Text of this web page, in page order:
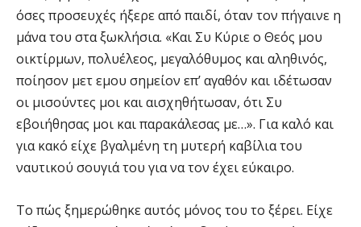
όσες προσευχές ήξερε από παιδί, όταν τον πήγαινε η
μάνα του στα ξωκλήσια. «Και Συ Κύριε ο Θεός μου
οικτίρμων, πολυέλεος, μεγαλόθυμος και αληθινός,
ποίησον μετ εμου σημείον επ’ αγαθόν και ιδέτωσαν
οι μισούντες μοι και αισχηθήτωσαν, ότι Συ
εβοιήθησας μοι και παρακάλεσας με…». Για καλό και
για κακό είχε βγαλμένη τη μυτερή καβίλια του
ναυτικού σουγιά του για να τον έχει εύκαιρο.
Το πώς ξημερώθηκε αυτός μόνος του το ξέρει. Είχε